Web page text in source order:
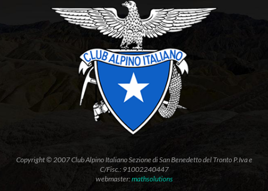
Copyright © 2007 Club Alpino Italiano Sezione di San Benedetto del Tronto P.Iva e
C/Fisc.: 91002240447
webmaster:mathsolutions